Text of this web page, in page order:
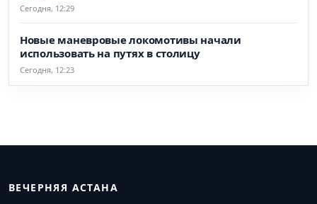
Сегодня, 12:29
Новые маневровые локомотивы начали
использовать на путях в столицу
Сегодня, 12:23
ВЕЧЕРНЯЯ АСТАНА